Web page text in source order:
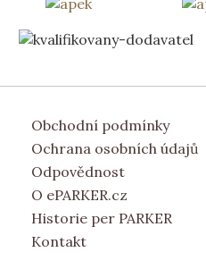
Obchodní podmínky
Ochrana osobních údajů
Odpovědnost
O ePARKER.cz
Historie per PARKER
Kontakt